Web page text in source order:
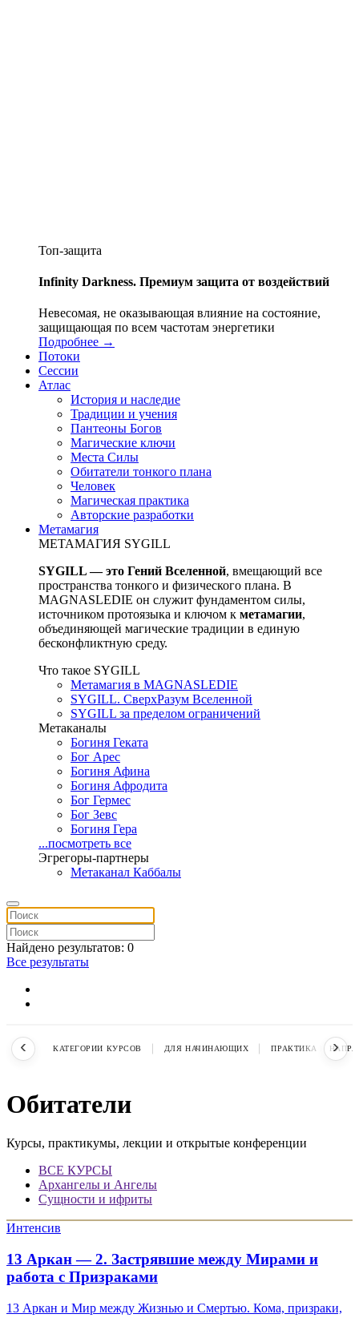
Топ-защита
Infinity Darkness. Премиум защита от воздействий
Невесомая, не оказывающая влияние на состояние,
защищающая по всем частотам энергетики
Подробнее →
Потоки
Сессии
Атлас
История и наследие
Традиции и учения
Пантеоны Богов
Магические ключи
Места Силы
Обитатели тонкого плана
Человек
Магическая практика
Авторские разработки
Метамагия
МЕТАМАГИЯ SYGILL
SYGILL — это Гений Вселенной, вмещающий все
пространства тонкого и физического плана. В
MAGNASLEDIE он служит фундаментом силы,
источником протоязыка и ключом к метамагии,
объединяющей магические традиции в единую
бесконфликтную среду.
Что такое SYGILL
Метамагия в MAGNASLEDIE
SYGILL. СверхРазум Вселенной
SYGILL за пределом ограничений
Метаканалы
Богиня Геката
Бог Арес
Богиня Афина
Богиня Афродита
Бог Гермес
Бог Зевс
Богиня Гера
...посмотреть все
Эгрегоры-партнеры
Метаканал Каббалы
Найдено результатов: 0
Все результаты
‹ КАТЕГОРИИ КУРСОВ ДЛЯ НАЧИНАЮЩИХ ПРАКТИКА В ›
Обитатели
Курсы, практикумы, лекции и открытые конференции
ВСЕ КУРСЫ
Архангелы и Ангелы
Сущности и ифриты
Интенсив
13 Аркан — 2. Застрявшие между Мирами и
работа с Призраками
13 Аркан и Мир между Жизнью и Смертью. Кома, призраки,